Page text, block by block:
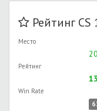
Рейтинг CS
Место
Рейтинг
Win Rate